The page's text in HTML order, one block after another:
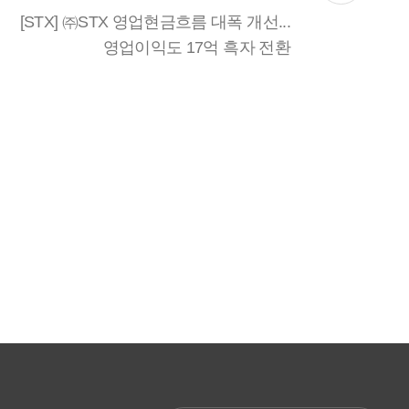
[STX] ㈜STX 영업현금흐름 대폭 개선...
영업이익도 17억 흑자 전환